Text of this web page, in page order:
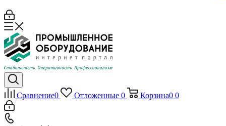
Сравнение0 Отложенные 0 Корзина0 0